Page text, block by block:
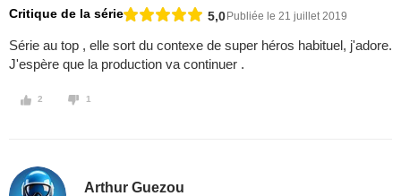
Critique de la série 5,0Publiée le 21 juillet 2019
Série au top , elle sort du contexe de super héros habituel, j'adore.
J'espère que la production va continuer .
2 1
Arthur Guezou